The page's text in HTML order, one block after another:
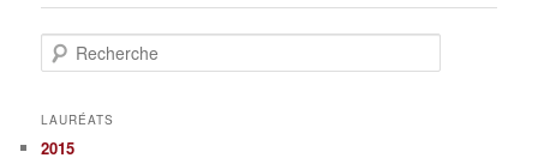
articles
e
hLAURÉATS
2015